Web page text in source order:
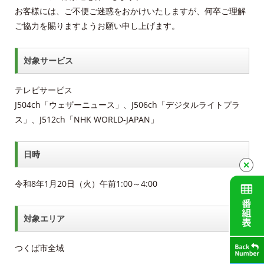
お客様には、ご不便ご迷惑をおかけいたしますが、何卒ご理解
ご協力を賜りますようお願い申し上げます。
対象サービス
テレビサービス
J504ch「ウェザーニュース」、J506ch「デジタルライトプラ
ス」、J512ch「NHK WORLD-JAPAN」
日時
令和8年1月20日（火）午前1:00～4:00
対象エリア
つくば市全域
放送番組審議会議事録
個人情報保護方針
人材募集
アクセス
Service guidance (in English)
Channel Table
ACCSnet
Cable-plus Phone